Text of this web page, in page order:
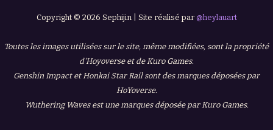
Copyright © 2026 Sephijin | Site réalisé par @heylauart
Toutes les images utilisées sur le site, même modifiées, sont la propriété
d'Hoyoverse et de Kuro Games.
Genshin Impact et Honkai Star Rail sont des marques déposées par
HoYoverse.
Wuthering Waves est une marques déposée par Kuro Games.